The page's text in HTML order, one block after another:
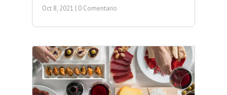
Oct 8, 2021 | 0 Comentario